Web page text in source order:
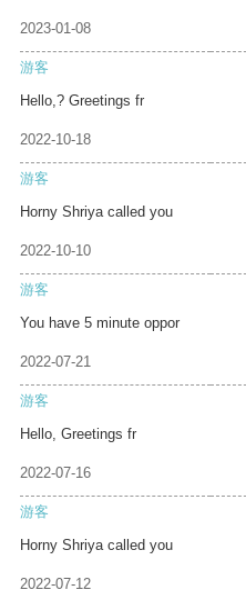
2023-01-08
游客
Hello,? Greetings fr
2022-10-18
游客
Horny Shriya called you
2022-10-10
游客
You have 5 minute oppor
2022-07-21
游客
Hello, Greetings fr
2022-07-16
游客
Horny Shriya called you
2022-07-12